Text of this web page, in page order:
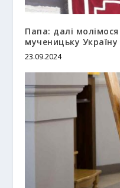
Папа: далі
мученицьку Україну
23.09.2024